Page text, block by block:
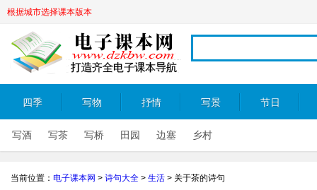
根据城市选择课本版本
四季 写物 抒情 写景 节日
写酒 写茶 写桥 田园 边塞 乡村
当前位置： 电子课本网 > 诗句大全 > 生活 > 关于茶的诗句